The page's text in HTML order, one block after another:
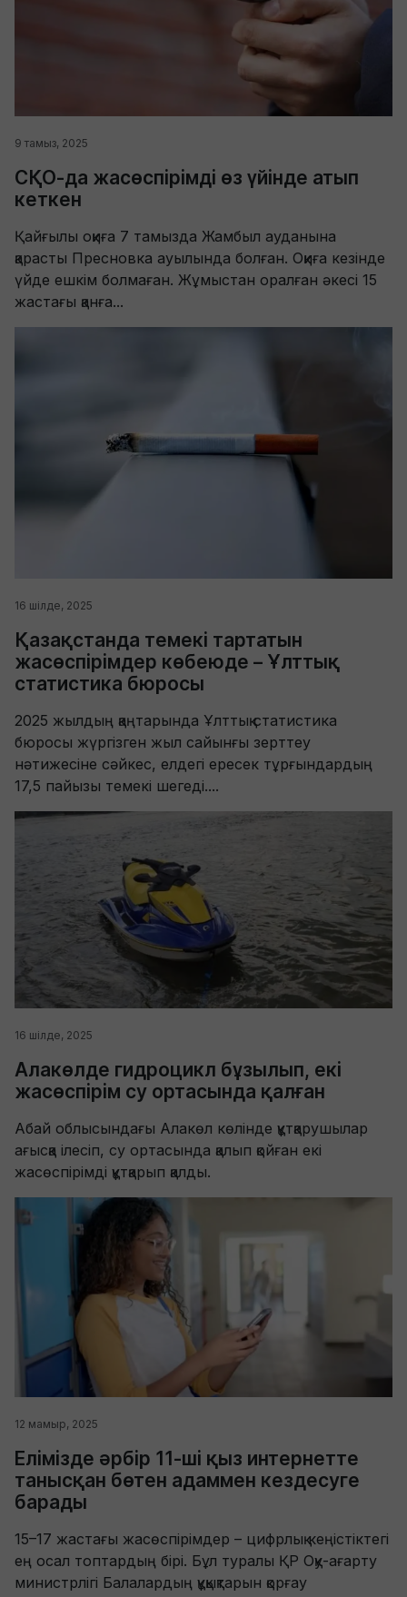
9 тамыз, 2025
СҚО-да жасөспірімді өз үйінде атып
кеткен
Қайғылы оқиға 7 тамызда Жамбыл ауданына
қарасты Пресновка ауылында болған. Оқиға кезінде
үйде ешкім болмаған. Жұмыстан оралған әкесі 15
жастағы қанға...
16 шілде, 2025
Қазақстанда темекі тартатын
жасөспірімдер көбеюде – Ұлттық
статистика бюросы
2025 жылдың қаңтарында Ұлттық статистика
бюросы жүргізген жыл сайынғы зерттеу
нәтижесіне сәйкес, елдегі ересек тұрғындардың
17,5 пайызы темекі шегеді....
16 шілде, 2025
Алакөлде гидроцикл бұзылып, екі
жасөспірім су ортасында қалған
Абай облысындағы Алакөл көлінде құтқарушылар
ағысқа ілесіп, су ортасында қалып қойған екі
жасөспірімді құтқарып қалды.
12 мамыр, 2025
Елімізде әрбір 11-ші қыз интернетте
танысқан бөтен адаммен кездесуге
барады
15–17 жастағы жасөспірімдер – цифрлық кеңістіктегі
ең осал топтардың бірі. Бұл туралы ҚР Оқу-ағарту
министрлігі Балалардың құқықтарын қорғау